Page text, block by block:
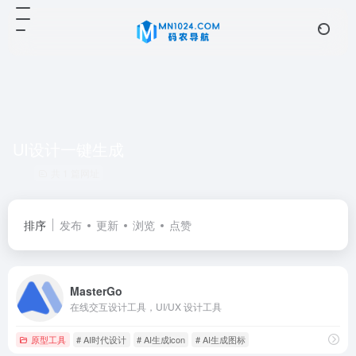
排序 发布 更新 浏览 点赞
MasterGo
在线交互设计工具，UI/UX 设计工具
原型工具 # AI时代设计 # AI生成icon # AI生成图标